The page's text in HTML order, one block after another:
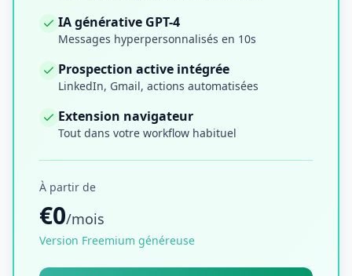
IA générative GPT-4
Messages hyperpersonnalisés en 10s
Prospection active intégrée
LinkedIn, Gmail, actions automatisées
Extension navigateur
Tout dans votre workflow habituel
À partir de
€0/mois
Version Freemium généreuse